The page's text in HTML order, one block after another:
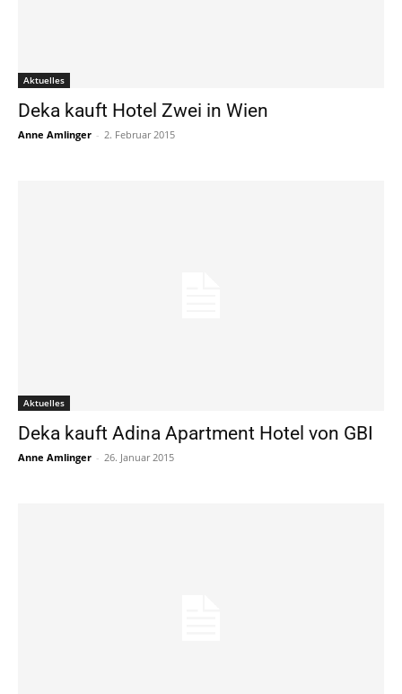
Aktuelles
Deka kauft Hotel Zwei in Wien
Anne Amlinger - 2. Februar 2015
Aktuelles
Deka kauft Adina Apartment Hotel von GBI
Anne Amlinger - 26. Januar 2015